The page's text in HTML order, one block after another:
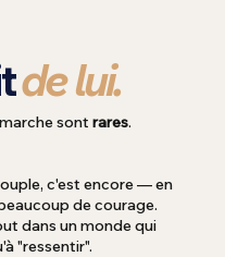
de lui.
sont rares.
c'est encore — en
de courage.
dans un monde qui
"ressentir".